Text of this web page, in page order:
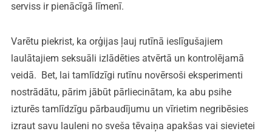
serviss ir pienācīgā līmenī.
Varētu piekrist, ka orģijas ļauj rutīnā ieslīgušajiem
laulātajiem seksuāli izlādēties atvērtā un kontrolējamā
veidā. Bet, lai tamlīdzīgi rutīnu novērsoši eksperimenti
nostrādātu, pārim jābūt pārliecinātam, ka abu psihe
izturēs tamlīdzīgu pārbaudījumu un vīrietim negribēsies
izraut savu lauleni no sveša tēvaiņa apakšas vai sievietei